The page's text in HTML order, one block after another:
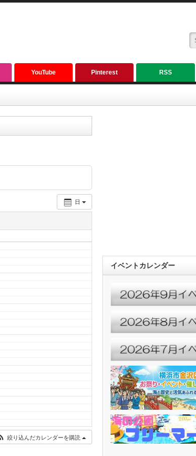
YouTube Pinterest RSS
日
絞り込んだカレンダーを購読
イベントカレンダー